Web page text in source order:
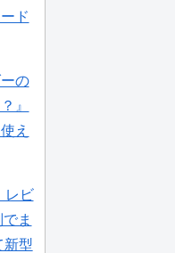
ド
の
』
え
レビ
ま
新型